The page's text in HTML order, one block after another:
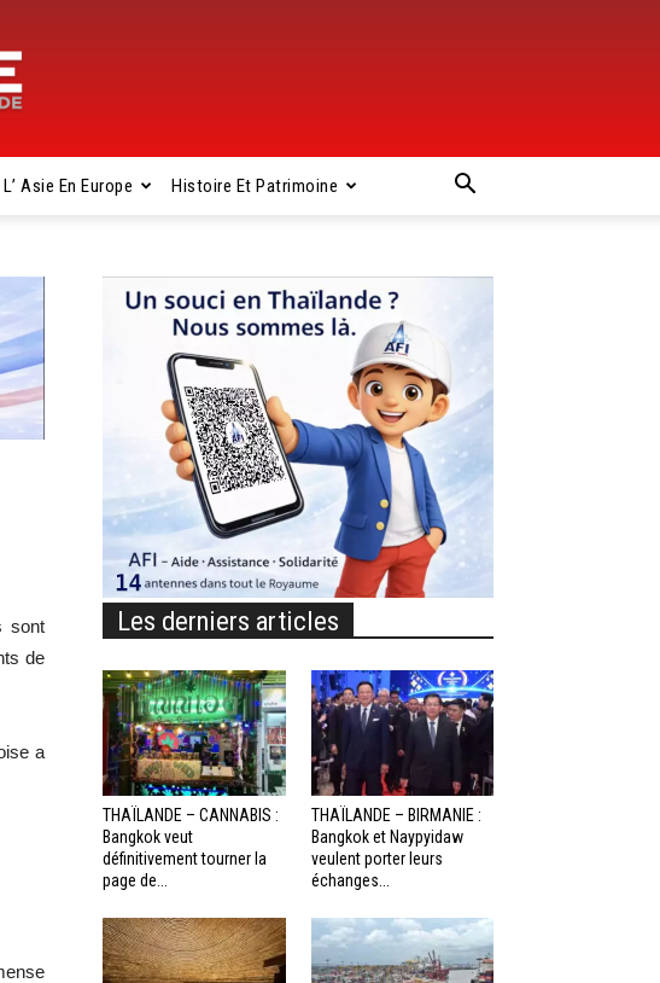
L’ Asie En Europe Histoire Et Patrimoine
sont
de
a
Les derniers articles
THAÏLANDE – CANNABIS :
Bangkok veut
définitivement tourner la
page de...
THAÏLANDE – BIRMANIE :
Bangkok et Naypyidaw
veulent porter leurs
échanges...